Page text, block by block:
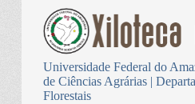
Universidade Federal do
de Ciências Agrárias |
Florestais